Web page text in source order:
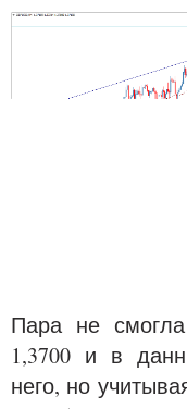
Пара не
1,3700 и в
него, но